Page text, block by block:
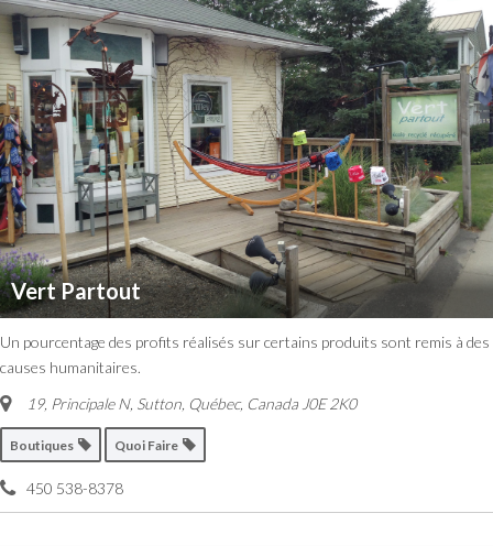
Vert Partout
Un pourcentage des profits réalisés sur certains produits sont remis à des
causes humanitaires.
19, Principale N, Sutton, Québec, CanadaJ0E 2K0
Boutiques Quoi Faire
450 538-8378